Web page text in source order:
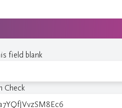
field blank
Check